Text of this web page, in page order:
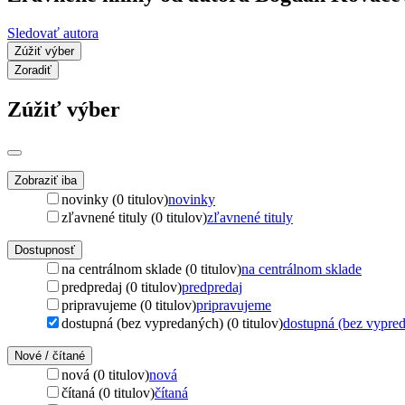
Sledovať autora
Zúžiť výber
Zoradiť
Zúžiť výber
Zobraziť iba
novinky (0 titulov)novinky
zľavnené tituly (0 titulov)zľavnené tituly
Dostupnosť
na centrálnom sklade (0 titulov)na centrálnom sklade
predpredaj (0 titulov)predpredaj
pripravujeme (0 titulov)pripravujeme
dostupná (bez vypredaných) (0 titulov)dostupná (bez
Nové / čítané
nová (0 titulov)nová
čítaná (0 titulov)čítaná